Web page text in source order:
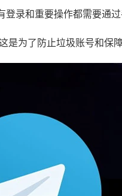
登录和重要操作都需要通
是为了防止垃圾账号和保